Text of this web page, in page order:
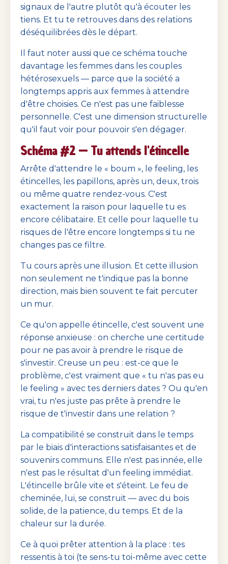
signaux de l'autre plutôt qu'à écouter les
tiens. Et tu te retrouves dans des relations
déséquilibrées dès le départ.
Il faut noter aussi que ce schéma touche
davantage les femmes dans les couples
hétérosexuels — parce que la société a
longtemps appris aux femmes à attendre
d'être choisies. Ce n'est pas une faiblesse
personnelle. C'est une dimension structurelle
qu'il faut voir pour pouvoir s'en dégager.
Schéma #2 — Tu attends l'étincelle
Arrête d'attendre le « boum », le feeling, les
étincelles, les papillons, après un, deux, trois
ou même quatre rendez-vous. C'est
exactement la raison pour laquelle tu es
encore célibataire. Et celle pour laquelle tu
risques de l'être encore longtemps si tu ne
changes pas ce filtre.
Tu cours après une illusion. Et cette illusion
non seulement ne t'indique pas la bonne
direction, mais bien souvent te fait percuter
un mur.
Ce qu'on appelle étincelle, c'est souvent une
réponse anxieuse : on cherche une certitude
pour ne pas avoir à prendre le risque de
s'investir. Creuse un peu : est-ce que le
problème, c'est vraiment que « tu n'as pas eu
le feeling » avec tes derniers dates ? Ou qu'en
vrai, tu n'es juste pas prête à prendre le
risque de t'investir dans une relation ?
La compatibilité se construit dans le temps
par le biais d'interactions satisfaisantes et de
souvenirs communs. Elle n'est pas innée, elle
n'est pas le résultat d'un feeling immédiat.
L'étincelle brûle vite et s'éteint. Le feu de
cheminée, lui, se construit — avec du bois
solide, de la patience, du temps. Et de la
chaleur sur la durée.
Ce à quoi prêter attention à la place : tes
ressentis à toi (te sens-tu toi-même avec cette